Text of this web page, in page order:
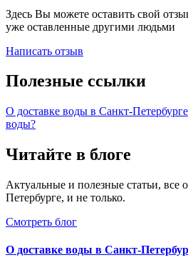
Здесь Вы можете оставить свой
уже оставленные другими людьми
Написать отзыв
Полезные ссылки
О доставке воды в Санкт-
воды?
Читайте в блоге
Актуальные и полезные статьи, все
Петербурге, и не только.
Смотреть блог
О доставке воды в Санкт-